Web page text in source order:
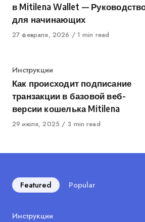
в Mitilena Wallet —
для начинающих
Published
27 февраля, 2026 1 min read
Category
Инструкции
Как происходит подписание
транзакции в базовой веб-
версии кошелька Mitilena
Published
29 июля, 2025 3 min read
Featured Popular
Category
Инструкции